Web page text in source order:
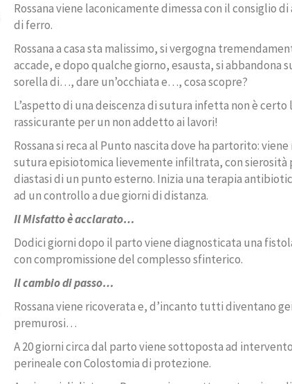
Rossana viene laconicamente dimessa con il consiglio
di ferro.
Rossana a casa sta malissimo, si vergogna
accade, e dopo qualche giorno, esausta, si abbandona
sorella di…, dare un’occhiata e…, cosa scopre?
L’aspetto di una deiscenza di sutura infetta non è certo
rassicurante per un non addetto ai lavori!
Rossana si reca al Punto nascita dove ha partorito:
sutura episiotomica lievemente infiltrata, con sierosità
diastasi di un punto esterno. Inizia una terapia
ad un controllo a due giorni di distanza.
Il Misfatto è acclarato…
Dodici giorni dopo il parto viene diagnosticata una
con compromissione del complesso sfinterico.
Il cambio di passo…
Rossana viene ricoverata e, d’incanto tutti diventano
premurosi…
A 20 giorni circa dal parto viene sottoposta ad
perineale con Colostomia di protezione.